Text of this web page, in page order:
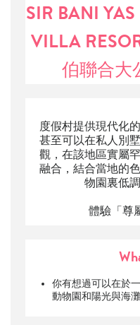
SIR BANI
VILLA
伯聯合大
度假村提供現代化
甚至可以在私人別
觀，在該地區實屬
融合，結合當地的
物園裏低
體驗「尊
你有想過可以在於
動物園和陽光與海